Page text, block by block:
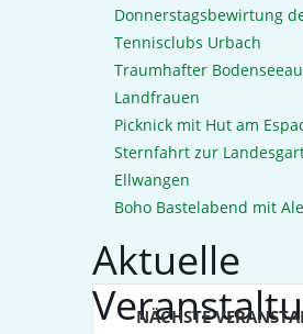
Donnerstagsbewirtung
Tennisclubs Urbach
Traumhafter
Landfrauen
Picknick mit Hut am
Sternfahrt zur
Ellwangen
Boho Bastelabend mit
Aktuelle
NÄCHSTE